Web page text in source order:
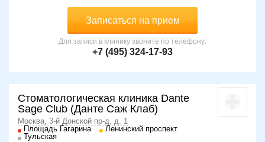
Записаться на прием
Для записи в клинику звоните по телефону:
+7 (495) 324-17-93
Стоматологическая клиника Dante
Sage Club (Данте Саж Клаб)
Москва, 3-й Донской пр-д, д. 1
Площадь Гагарина
Ленинский проспект
Тульская